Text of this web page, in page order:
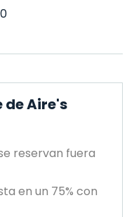
de Aire's
reservan fuera
en un 75% con